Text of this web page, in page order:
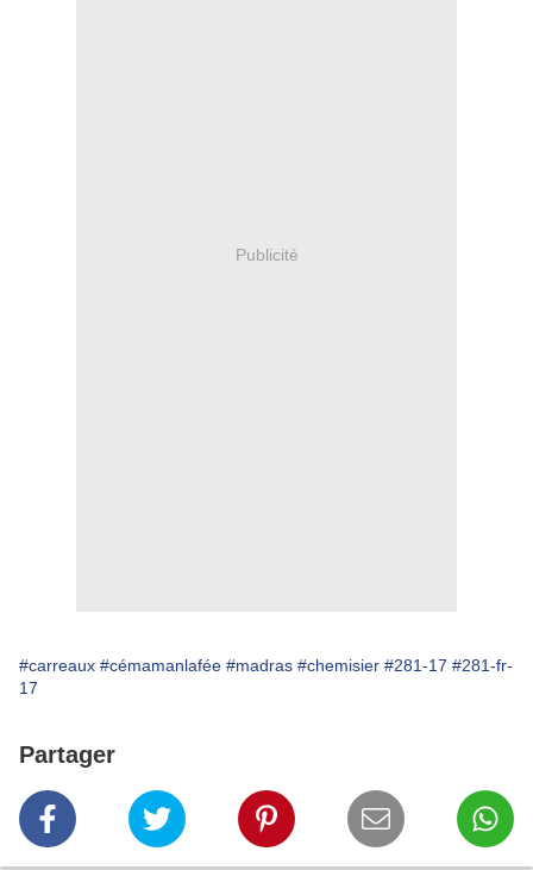
Publicité
#carreaux #cémamanlafée #madras #chemisier #281-17 #281-fr-
17
Partager